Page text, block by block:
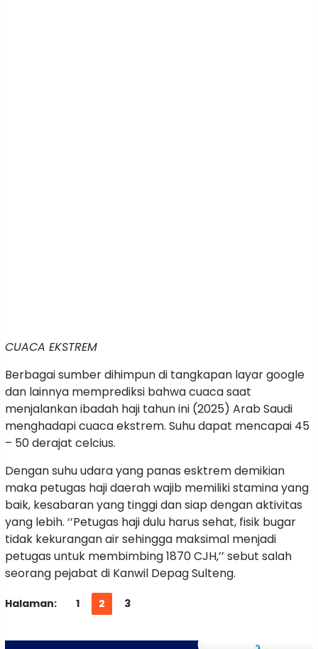
CUACA EKSTREM
Berbagai sumber dihimpun di tangkapan layar google
dan lainnya memprediksi bahwa cuaca saat
menjalankan ibadah haji tahun ini (2025) Arab Saudi
menghadapi cuaca ekstrem. Suhu dapat mencapai 45
– 50 derajat celcius.
Dengan suhu udara yang panas esktrem demikian
maka petugas haji daerah wajib memiliki stamina yang
baik, kesabaran yang tinggi dan siap dengan aktivitas
yang lebih. ‘’Petugas haji dulu harus sehat, fisik bugar
tidak kekurangan air sehingga maksimal menjadi
petugas untuk membimbing 1870 CJH,’’ sebut salah
seorang pejabat di Kanwil Depag Sulteng.
Halaman: 1 2 3